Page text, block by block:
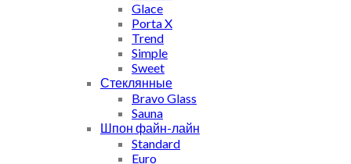
Glace
Porta X
Trend
Simple
Sweet
Стеклянные
Bravo Glass
Sauna
Шпон файн-лайн
Standard
Euro